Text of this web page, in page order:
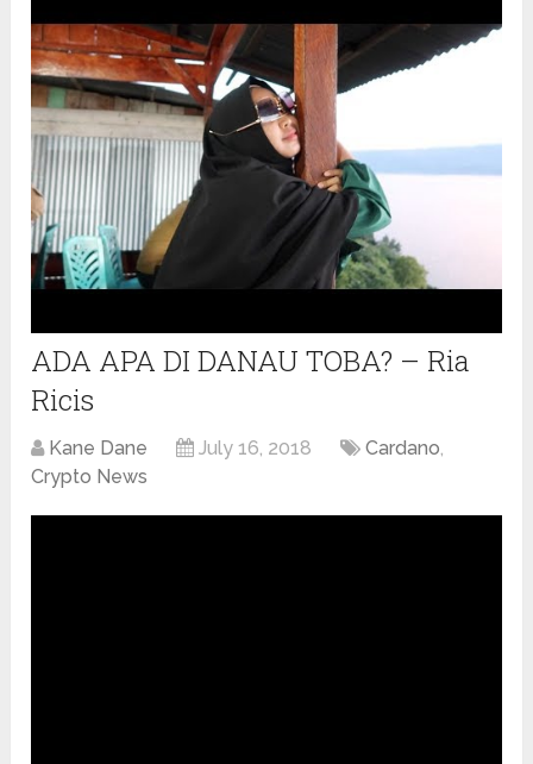
ADA APA DI DANAU TOBA? – Ria
Ricis
Kane Dane July 16, 2018 Cardano,
Crypto News